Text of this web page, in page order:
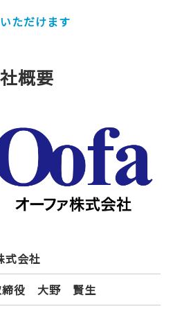
ただけます
概要
式会社
締役 大野 賢生